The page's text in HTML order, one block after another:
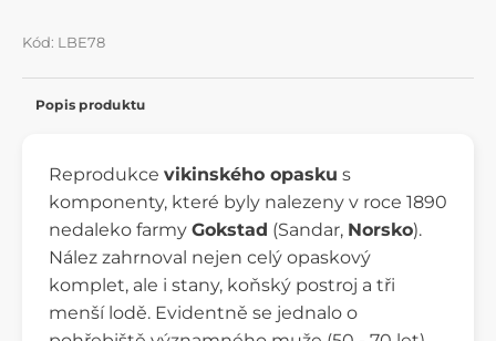
Kód: LBE78
Popis produktu
Reprodukce vikinského opasku s
komponenty, které byly nalezeny v roce 1890
nedaleko farmy Gokstad (Sandar, Norsko).
Nález zahrnoval nejen celý opaskový
komplet, ale i stany, koňský postroj a tři
menší lodě. Evidentně se jednalo o